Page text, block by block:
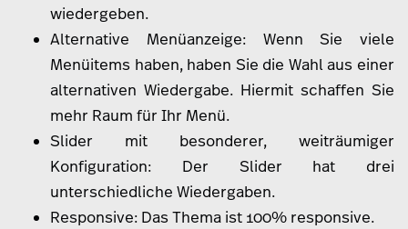
wiedergeben.
Alternative Menüanzeige: Wenn Sie viele
Menüitems haben, haben Sie die Wahl aus einer
alternativen Wiedergabe. Hiermit schaffen Sie
mehr Raum für Ihr Menü.
Slider mit besonderer, weiträumiger
Konfiguration: Der Slider hat drei
unterschiedliche Wiedergaben.
Responsive: Das Thema ist 100% responsive.